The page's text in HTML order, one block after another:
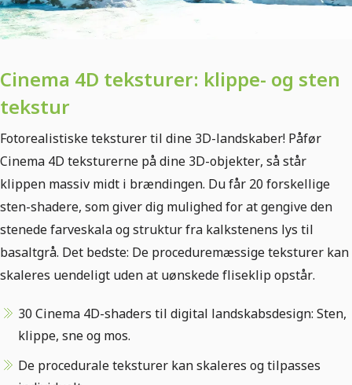
Cinema 4D teksturer: klippe- og sten
tekstur
Fotorealistiske teksturer til dine 3D-landskaber! Påfør
Cinema 4D teksturerne på dine 3D-objekter, så står
klippen massiv midt i brændingen. Du får 20 forskellige
sten-shadere, som giver dig mulighed for at gengive den
stenede farveskala og struktur fra kalkstenens lys til
basaltgrå. Det bedste: De proceduremæssige teksturer kan
skaleres uendeligt uden at uønskede fliseklip opstår.
30 Cinema 4D-shaders til digital landskabsdesign: Sten,
klippe, sne og mos.
De procedurale teksturer kan skaleres og tilpasses